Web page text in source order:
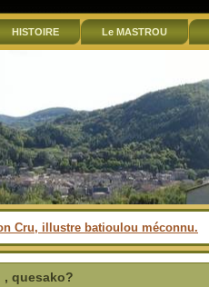
HISTOIRE Le MASTROU
Cru, illustre batioulou méconnu.
, quesako?